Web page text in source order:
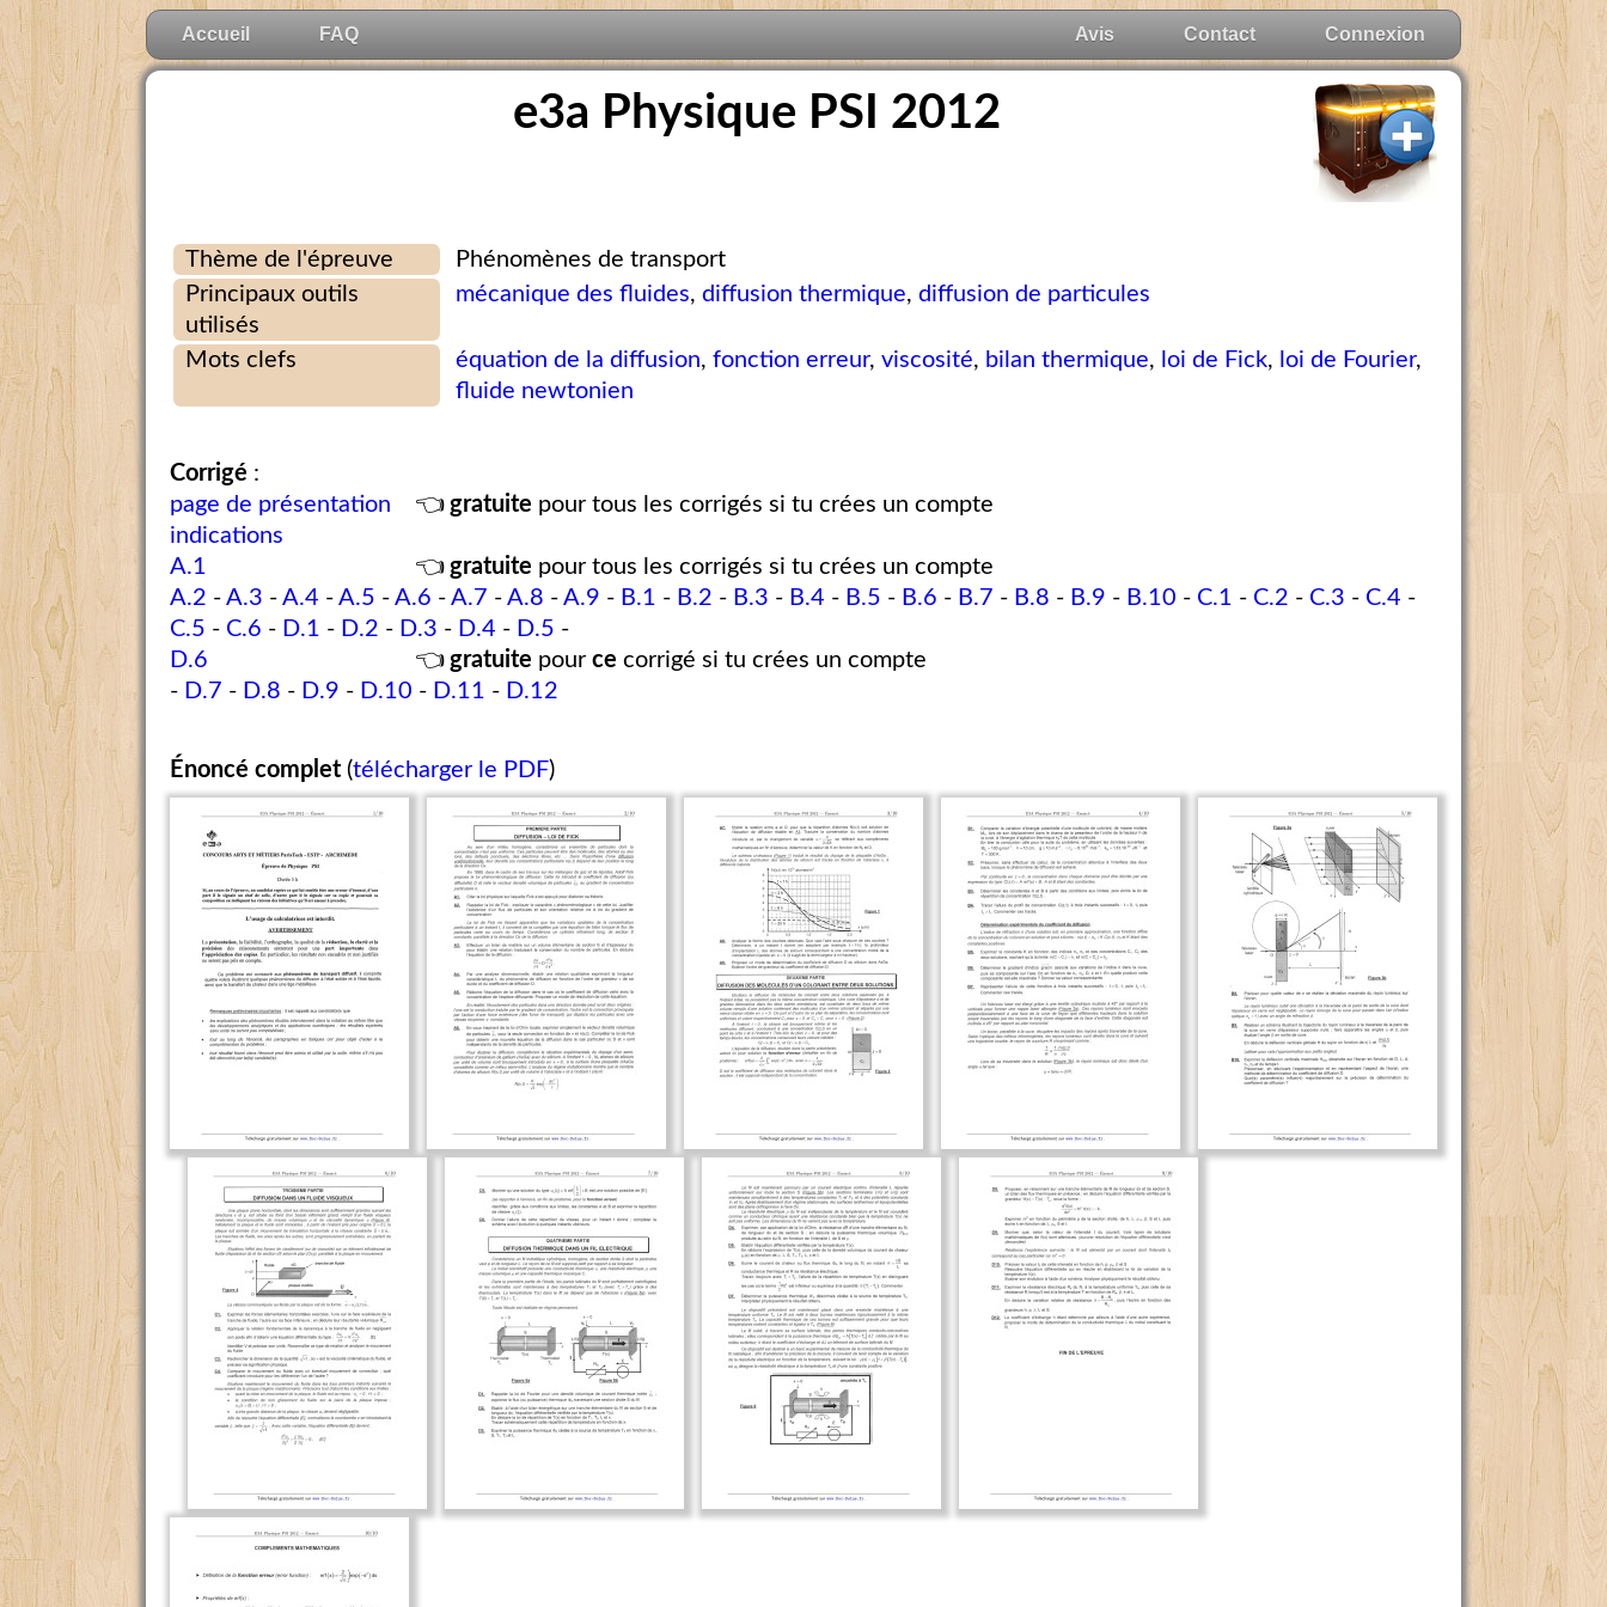
Accueil FAQ Connexion
Contact
Avis
e3a Physique PSI 2012
Thème de l'épreuve
Phénomènes de transport
Principaux outils
utilisés
mécanique des fluides,diffusion thermique,diffusion de particules
Mots clefs équation de la diffusion,fonction erreur,viscosité, bilan thermique, loi de Fick, loi de Fourier,
fluide newtonien
Corrigé :
page de présentation
👈 gratuite pour tous les corrigés si tu crées un compte
indications
A.1
👈 gratuite pour tous les corrigés si tu crées un compte
A.2 - A.3 - A.4 - A.5 - A.6 - A.7 - A.8 - A.9 - B.1 - B.2 - B.3 - B.4 - B.5 - B.6 - B.7 - B.8 - B.9 - B.10 - C.1 - C.2 - C.3 - C.4 -
C.5 - C.6 - D.1 - D.2 - D.3 - D.4 - D.5 -
D.6
👈 gratuite pour ce corrigé si tu crées un compte
- D.7 - D.8 - D.9 - D.10 - D.11 - D.12
Énoncé complet (télécharger le PDF)